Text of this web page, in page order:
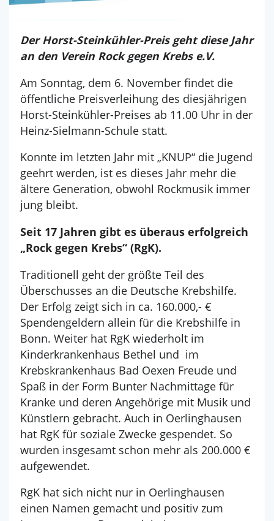
Der Horst-Steinkühler-Preis geht diese Jahr
an den Verein Rock gegen Krebs e.V.
Am Sonntag, dem 6. November findet die
öffentliche Preisverleihung des diesjährigen
Horst-Steinkühler-Preises ab 11.00 Uhr in der
Heinz-Sielmann-Schule statt.
Konnte im letzten Jahr mit „KNUP“ die Jugend
geehrt werden, ist es dieses Jahr mehr die
ältere Generation, obwohl Rockmusik immer
jung bleibt.
Seit 17 Jahren gibt es überaus erfolgreich
„Rock gegen Krebs“ (RgK).
Traditionell geht der größte Teil des
Überschusses an die Deutsche Krebshilfe.
Der Erfolg zeigt sich in ca. 160.000,- €
Spendengeldern allein für die Krebshilfe in
Bonn. Weiter hat RgK wiederholt im
Kinderkrankenhaus Bethel und im
Krebskrankenhaus Bad Oexen Freude und
Spaß in der Form Bunter Nachmittage für
Kranke und deren Angehörige mit Musik und
Künstlern gebracht. Auch in Oerlinghausen
hat RgK für soziale Zwecke gespendet. So
wurden insgesamt schon mehr als 200.000 €
aufgewendet.
RgK hat sich nicht nur in Oerlinghausen
einen Namen gemacht und positiv zum